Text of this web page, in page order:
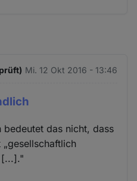
Mi. 12 Okt 2016 - 13:46
das nicht, dass
[...]."